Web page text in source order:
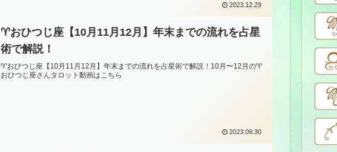
2023.12.29
♈️おひつじ座【10月11月12月】年末までの流れを占星
術で解説！
♈️おひつじ座【10月11月12月】年末までの流れを占星術で解説！10月〜12月の♈️
おひつじ座さんタロット動画はこちら
2023.09.30